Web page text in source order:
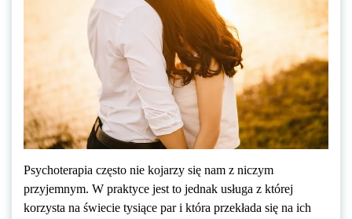
Psychoterapia często nie kojarzy się nam z niczym
przyjemnym. W praktyce jest to jednak usługa z której
korzysta na świecie tysiące par i która przekłada się na ich